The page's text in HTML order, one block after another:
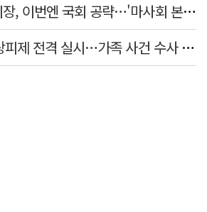
김병삼 경북 영천시장, 이번엔 국회 공략…'마사회 본사 이전·광역교통망 확충' 요청
경찰, 9월 초부터 상피제 전격 실시…가족 사건 수사 못해